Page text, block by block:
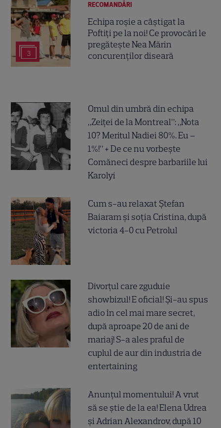
3
RECOMANDĂRI
Echipa roșie a câștigat la
Poftiți pe la noi! Ce provocări le
pregătește Nea Mărin
concurenților diseară
Omul din umbră din echipa
„Zeiței de la Montreal”: „Nota
10? Meritul Nadiei 80%. Eu –
1%!” + De ce nu vorbește
Comăneci despre barbariile lui
Karolyi
Cum s-au relaxat Ștefan
Baiaram și soția Cristina, după
victoria 4-0 cu Petrolul
Divorțul care zguduie
showbizul! E oficial! Și-au spus
adio în cel mai mare secret,
după aproape 20 de ani de
mariaj! S-a ales praful de
cuplul de aur din industria de
entertaining
Anunțul momentului! A vrut
să se știe de la ea! Elena Udrea
și Adrian Alexandrov, după 10